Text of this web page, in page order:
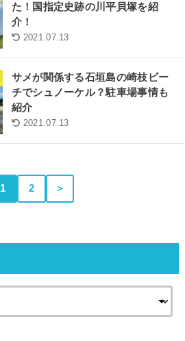
た！国指定史跡の川平貝塚を紹
介！
2021.07.13
サメが関係する石垣島の崎枝ビー
チでシュノーケル？駐車場事情も
紹介
2021.07.13
1 2 ＞